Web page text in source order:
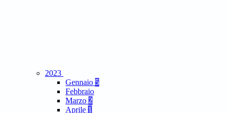
2023
Gennaio 5
Febbraio
Marzo 2
Aprile 1